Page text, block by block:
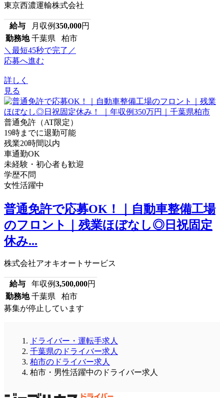
東京西濃運輸株式会社
給与 月収例350,000円
勤務地 千葉県 柏市
＼最短45秒で完了／
応募へ進む
詳しく
見る
普通免許（AT限定）
19時までに退勤可能
残業20時間以内
車通勤OK
未経験・初心者も歓迎
学歴不問
女性活躍中
普通免許で応募OK！｜自動車整備工場
のフロント｜残業ほぼなし◎日祝固定
休み...
株式会社アオキオートサービス
給与 年収例3,500,000円
勤務地 千葉県 柏市
募集が停止しています
ドライバー・運転手求人
千葉県のドライバー求人
柏市のドライバー求人
柏市・男性活躍中のドライバー求人